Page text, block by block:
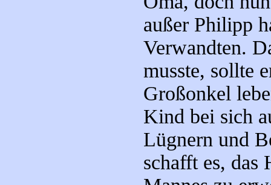
außer Philipp
Verwandten.
musste, sollte
Großonkel
Kind bei sich
Lügnern und
schafft es, das